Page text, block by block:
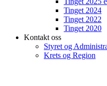
Tinget 2024
Tinget 2022
Tinget 2020
Kontakt oss
Styret og
Krets og Region